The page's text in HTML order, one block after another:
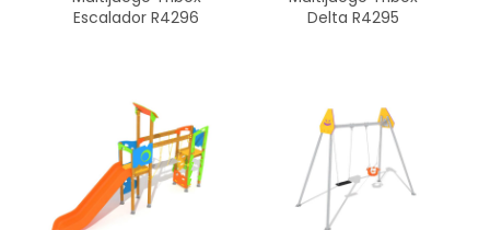
Escalador R4296
Delta R4295